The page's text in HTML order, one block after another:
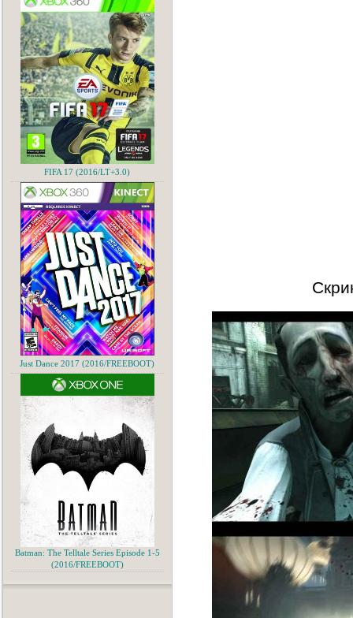
FIFA 17 (2016/LT+3.0)
Just Dance 2017 (2016/FREEBOOT)
Batman: The Telltale Series Episode 1-5
(2016/FREEBOOT)